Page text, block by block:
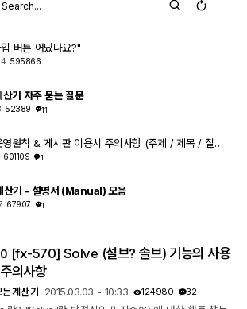
버튼 어딨나요?"
595866
기 자주 묻는 질문
52389 11
[필독] 사이트 운영원칙 & 게시판 이용시 주의사항 (주제 / 제목 / 질문글)
601109 1
산기 - 설명서 (Manual) 모음
67907 1
[fx-570] Solve (설브? 솔브) 기능의 사용
의사항
계산기 2015.03.03 - 10:33 124980 32